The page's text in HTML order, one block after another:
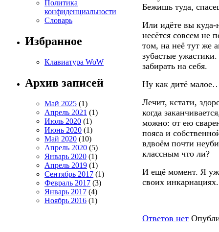
Политика
конфиденциальности
Словарь
Избранное
Клавиатура WoW
Архив записей
Май 2025 (1)
Апрель 2021 (1)
Июль 2020 (1)
Июнь 2020 (1)
Май 2020 (10)
Апрель 2020 (5)
Январь 2020 (1)
Апрель 2019 (1)
Сентябрь 2017 (1)
Февраль 2017 (3)
Январь 2017 (4)
Ноябрь 2016 (1)
Бежишь туда,
Или идёте вы куда-
несётся совсем не
том, на неё тут же
зубастые
забирать на себя.
Ну как дитё
Лечит, кстати,
когда
можно: от ею
пояса и
вдвоём почти
классным что ли?
И ещё момент. Я
своих
Ответов нет